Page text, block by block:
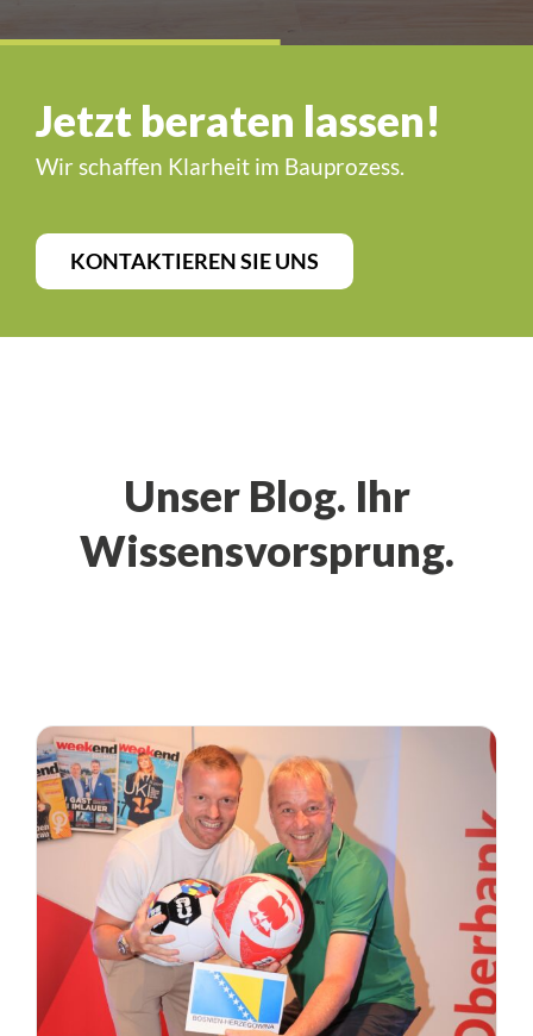
Jetzt beraten lassen!
Wir schaffen Klarheit im Bauprozess.
KONTAKTIEREN SIE UNS
Unser Blog. Ihr
Wissensvorsprung.